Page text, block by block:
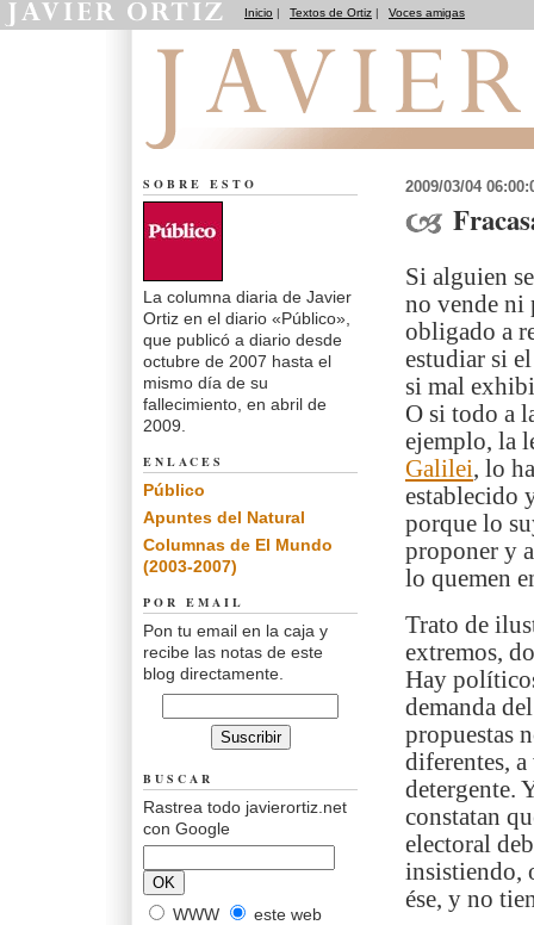
Inicio | Textos de Ortiz | Voces amigas
2009/03/04
Si alguien
no vende ni
obligado a
estudiar si
si mal
O si todo a
ejemplo, la
Galilei, lo
establecido
porque lo
proponer y
lo quemen
Trato de
extremos,
Hay
demanda
propuestas
diferentes,
detergente.
constatan
electoral
insistiendo,
ése, y no
SOBRE ESTO
La columna diaria de Javier
Ortiz en el diario «Público»,
que publicó a diario desde
octubre de 2007 hasta el
mismo día de su
fallecimiento, en abril de
2009.
ENLACES
Público
Apuntes del Natural
Columnas de El Mundo
(2003-2007)
POR EMAIL
Pon tu email en la caja y
recibe las notas de este
blog directamente.
BUSCAR
Rastrea todo javierortiz.net
con Google
WWW este web